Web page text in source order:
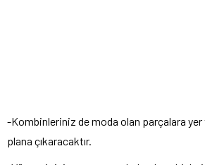
-Kombinleriniz de moda olan parçalara
plana çıkaracaktır.